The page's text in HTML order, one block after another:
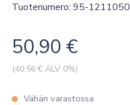
Tuotenumero: 95-1211050
50,90 €
(40.56€ ALV 0%)
Vähän varastossa